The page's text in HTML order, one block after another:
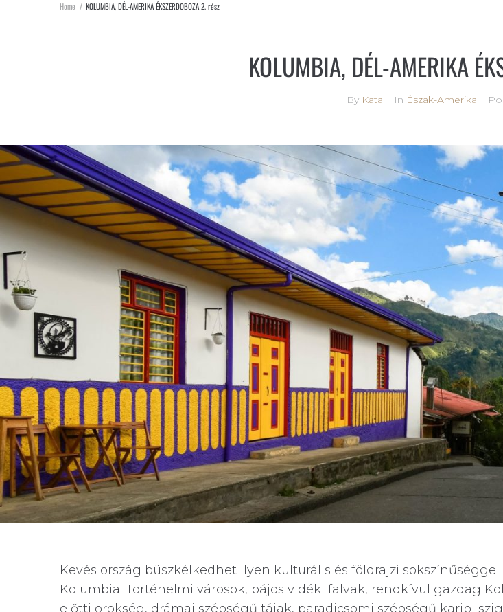
Home / KOLUMBIA, DÉL-AMERIKA ÉKSZERDOBOZA 2. rész
KOLUMBIA, DÉL-AMERIKA
By Kata In Észak-Amerika
Kevés ország büszkélkedhet ilyen kulturális és földrajzi
Kolumbia. Történelmi városok, bájos vidéki falvak, rendkívül gazdag
előtti örökség, drámai szépségű tájak, paradicsomi szépségű karibi